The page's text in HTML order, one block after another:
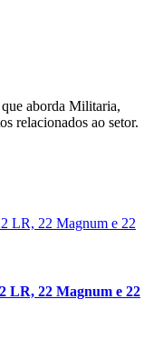
aborda Militaria,
relacionados ao setor.
LR, 22 Magnum e 22